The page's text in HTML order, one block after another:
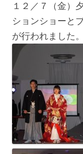
１２／７（金）
ションショーと
が行われました。